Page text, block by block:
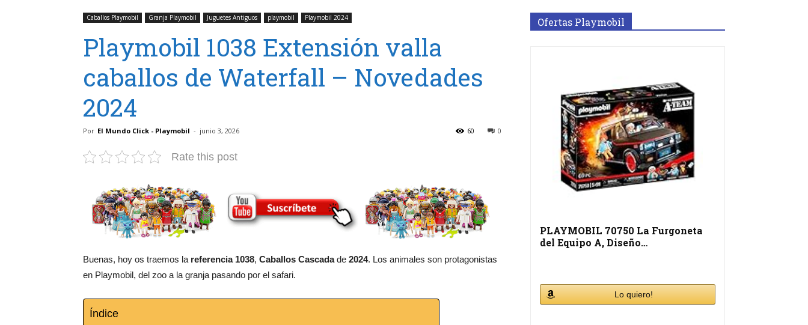
Caballos Playmobil Granja Playmobil Juguetes Antiguos playmobil Playmobil 2024
Playmobil 1038 Extensión valla
caballos de Waterfall – Novedades
2024
Por El Mundo Click - Playmobil - junio 3, 2026 0
60
Rate this post
Buenas, hoy os traemos la referencia 1038, Caballos Cascadade 2024. Los animales son protagonistas
en Playmobil, del zoo a la granja pasando por el safari.
Índice
Ofertas Playmobil
PLAYMOBIL 70750 La Furgoneta
del Equipo A, Diseño…
Lo quiero!